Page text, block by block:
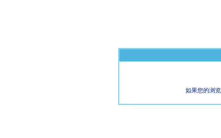
如果您的浏